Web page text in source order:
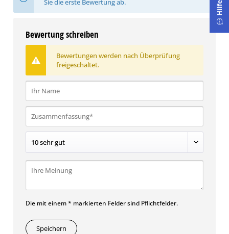
Sie die erste Bewertung ab.
Bewertung schreiben
Bewertungen werden nach Überprüfung
freigeschaltet.
Die mit einem * markierten Felder sind Pflichtfelder.
Speichern
Hilfe